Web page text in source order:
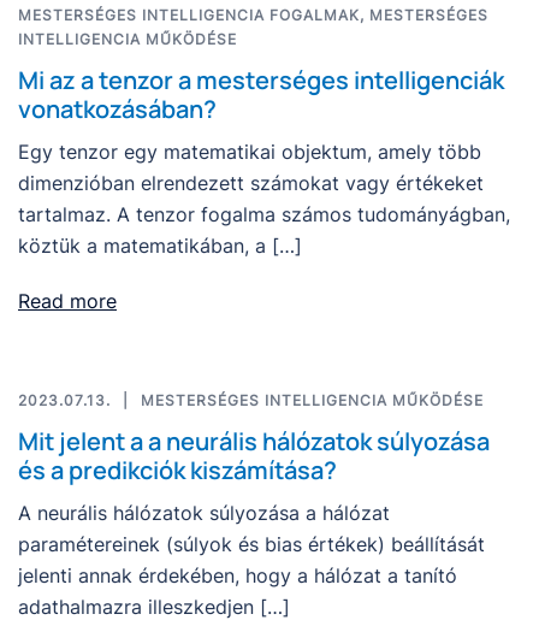
MESTERSÉGES INTELLIGENCIA FOGALMAK, MESTERSÉGES
INTELLIGENCIA MŰKÖDÉSE
Mi az a tenzor a mesterséges intelligenciák
vonatkozásában?
Egy tenzor egy matematikai objektum, amely több
dimenzióban elrendezett számokat vagy értékeket
tartalmaz. A tenzor fogalma számos tudományágban,
köztük a matematikában, a […]
Read more
2023.07.13. MESTERSÉGES INTELLIGENCIA MŰKÖDÉSE
Mit jelent a a neurális hálózatok súlyozása
és a predikciók kiszámítása?
A neurális hálózatok súlyozása a hálózat
paramétereinek (súlyok és bias értékek) beállítását
jelenti annak érdekében, hogy a hálózat a tanító
adathalmazra illeszkedjen […]